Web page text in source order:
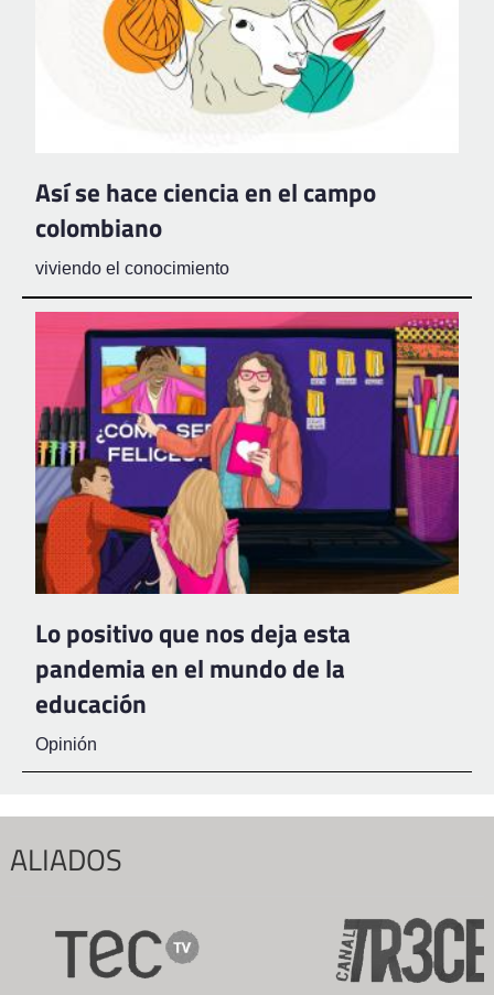
Así se hace ciencia en el campo
colombiano
viviendo el conocimiento
Lo positivo que nos deja esta
pandemia en el mundo de la
educación
Opinión
ALIADOS